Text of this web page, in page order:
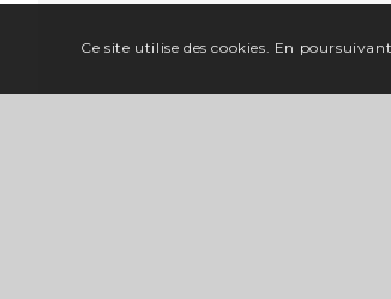
Ce site utilise des cookies. En